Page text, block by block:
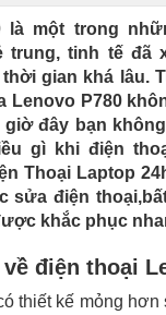
là một trong
trung, tinh tế đã
gian khá lâu.
Lenovo P780
đây bạn
gì khi điện
Thoại Laptop
sửa điện
khắc phục
điện thoại
thiết kế mỏng hơn